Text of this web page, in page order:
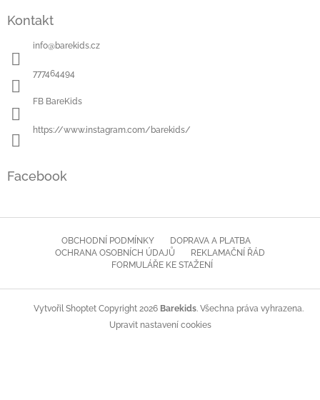
Kontakt
info@barekids.cz
777464494
FB BareKids
https://www.instagram.com/barekids/
Facebook
OBCHODNÍ PODMÍNKY
DOPRAVA A PLATBA
OCHRANA OSOBNÍCH ÚDAJŮ
REKLAMAČNÍ ŘÁD
FORMULÁŘE KE STAŽENÍ
Vytvořil Shoptet Copyright 2026 Barekids. Všechna práva vyhrazena.
Upravit nastavení cookies